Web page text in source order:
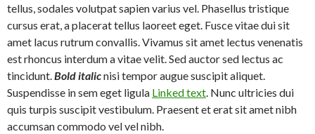
tellus, sodales volutpat sapien varius vel. Phasellus tristique
cursus erat, a placerat tellus laoreet eget. Fusce vitae dui sit
amet lacus rutrum convallis. Vivamus sit amet lectus venenatis
est rhoncus interdum a vitae velit. Sed auctor sed lectus ac
tincidunt.Bold italicnisi tempor augue suscipit aliquet.
Suspendisse in sem eget ligula Linked text. Nunc ultricies dui
quis turpis suscipit vestibulum. Praesent et erat sit amet nibh
accumsan commodo vel vel nibh.